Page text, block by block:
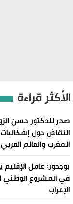
الأكثر قراءة
صدر للدكتور حسن
النقاش حول
المغرب والعالم العربي
بوجدور: عامل
في المشروع الوطني
الإعراب